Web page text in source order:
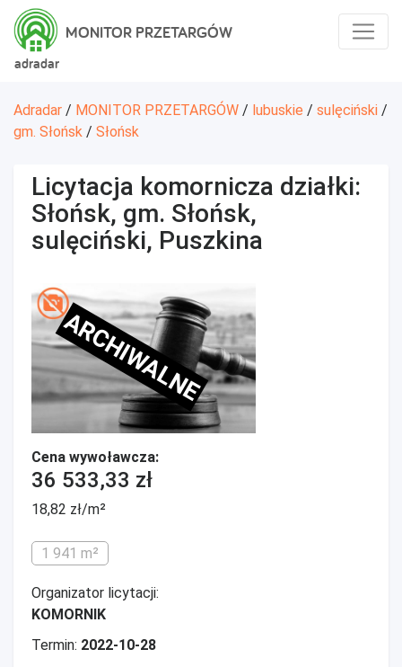
adradar
MONITOR PRZETARGÓW
Adradar / MONITOR PRZETARGÓW / lubuskie / sulęciński /
gm. Słońsk / Słońsk
Licytacja komornicza działki:
Słońsk, gm. Słońsk,
sulęciński, Puszkina
ARCHIWALNE
Cena wywoławcza:
36 533,33 zł
18,82 zł/m²
1 941 m²
Organizator licytacji:
KOMORNIK
Termin: 2022-10-28